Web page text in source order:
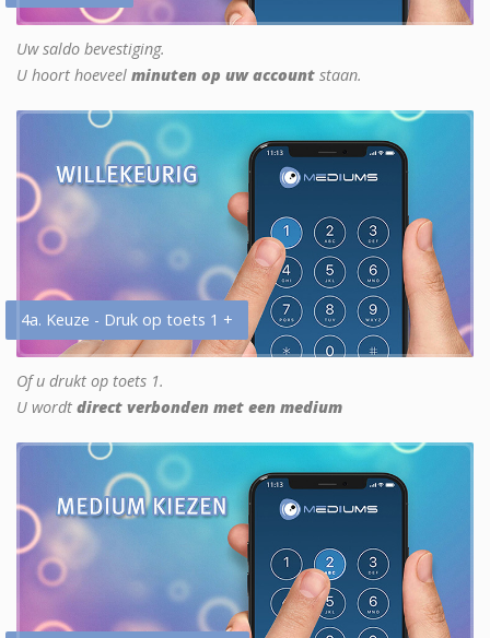
Uw saldo bevestiging.
U hoort hoeveel minuten op uw account staan.
4a. Keuze - Druk op toets 1 +
Of u drukt op toets 1.
U wordt direct verbonden met een medium